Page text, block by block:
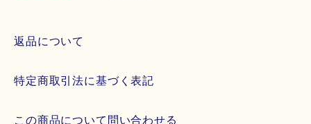
返品について
特定商取引法に基づく表記
この商品について問い合わせる